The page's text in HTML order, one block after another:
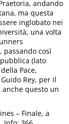
andando
ma questa
inglobato nei
una volta
così
(lato
Pace,
Rey, per il
questo un
– Finale, a